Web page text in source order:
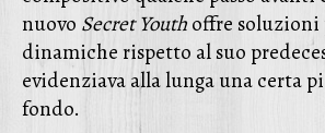
nuovo Secret Youthoffre soluzioni
dinamiche rispetto al suo
evidenziava alla lunga una certa
fondo.